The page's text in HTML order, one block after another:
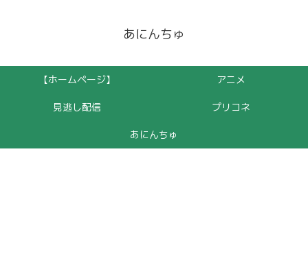
あにんちゅ
【ホームページ】 アニメ
見逃し配信 プリコネ
あにんちゅ